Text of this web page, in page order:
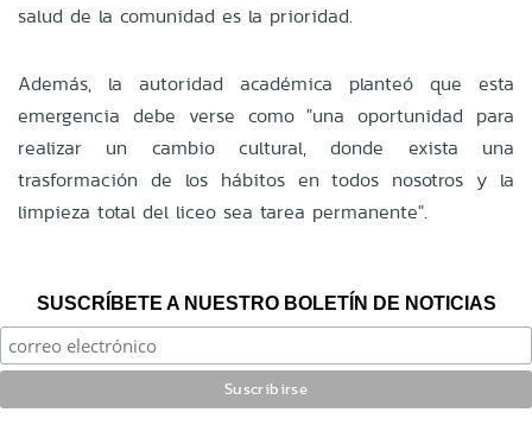
salud de la comunidad es la prioridad.
Además, la autoridad académica planteó que esta
emergencia debe verse como "una oportunidad para
realizar un cambio cultural, donde exista una
trasformación de los hábitos en todos nosotros y la
limpieza total del liceo sea tarea permanente".
SUSCRÍBETE A NUESTRO BOLETÍN DE NOTICIAS